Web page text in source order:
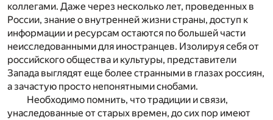
коллегами. Даже через несколько лет, проведенных в
России, знание о внутренней жизни страны, доступ к
информации и ресурсам остаются по большей части
неисследованными для иностранцев. Изолируя себя от
российского общества и культуры, представители
Запада выглядят еще более странными в глазах россиян,
а зачастую просто непонятными снобами.
Необходимо помнить, что традиции и связи,
унаследованные от старых времен, до сих пор имеют